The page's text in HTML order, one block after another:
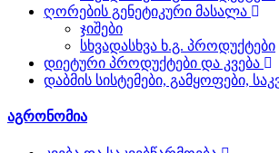
ღორების გენეტიკური მასალა
ჯიშები
სხვადასხვა ხ.გ. პროდუქტები
დიეტური პროდუქტები და კვება
დაბმის სისტემები, გამყოფები,
აგრონომია